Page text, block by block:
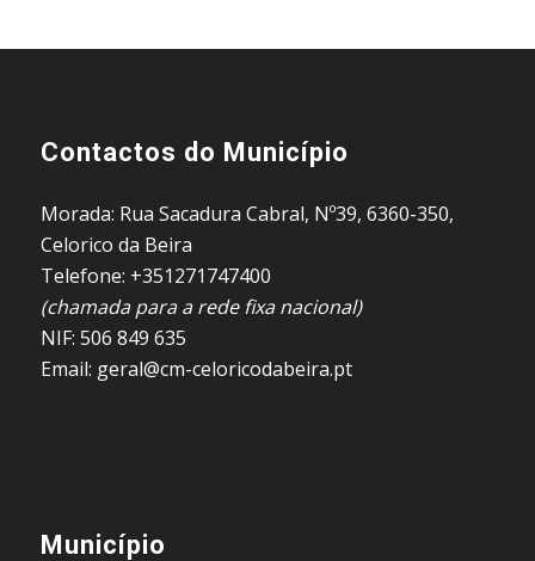
Contactos do Município
Morada: Rua Sacadura Cabral, Nº39, 6360-350,
Celorico da Beira
Telefone: +351271747400
(chamada para a rede fixa nacional)
NIF: 506 849 635
Email: geral@cm-celoricodabeira.pt
Município